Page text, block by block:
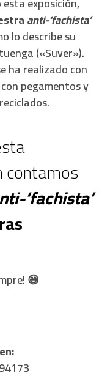
anti-‘fachista’
lo describe su
(«Suver»).
ha realizado con
pegamentos y
contamos
‘fachista’
😄